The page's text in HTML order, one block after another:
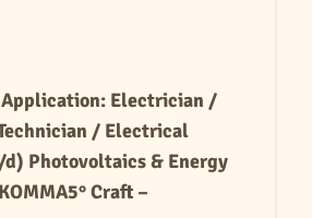
Electrician /
/ Electrical
Photovoltaics & Energy
Craft –